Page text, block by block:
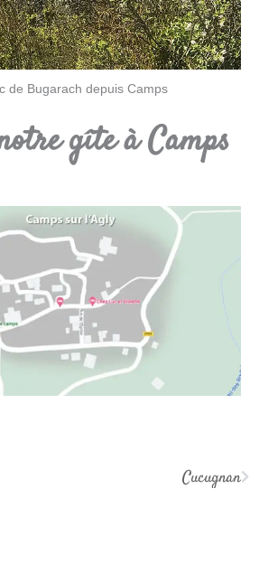
de Bugarach depuis Camps
gîte à Camps
Cucugnan